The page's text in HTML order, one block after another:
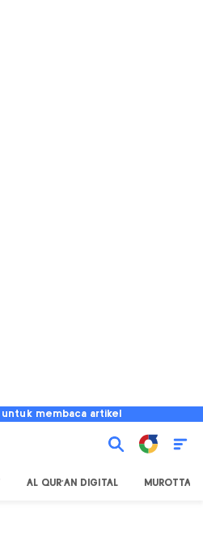
untuk membaca artikel
AL QUR'AN DIGITAL MUROTTAL